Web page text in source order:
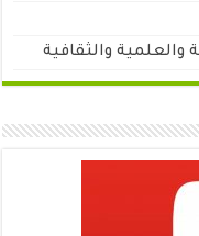
والعلمية والثقافية